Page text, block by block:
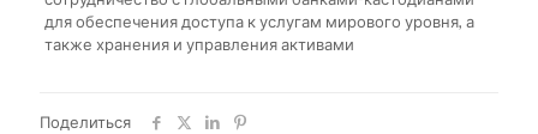
для обеспечения доступа к услугам мирового уровня, а
также хранения и управления активами
Поделиться